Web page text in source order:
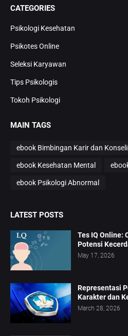
CATEGORIES
Psikologi Kesehatan
Psikotes Online
Seleksi Karyawan
Tips Psikologis
Tokoh Psikologi
MAIN TAGS
ebook Bimbingan Karir dan
ebook Kesehatan Mental
ebook Psikologi Abnormal
LATEST POSTS
Tes IQ Online:
Potensi
May 17, 2026
Representasi
Karakter dan
March 28, 2026